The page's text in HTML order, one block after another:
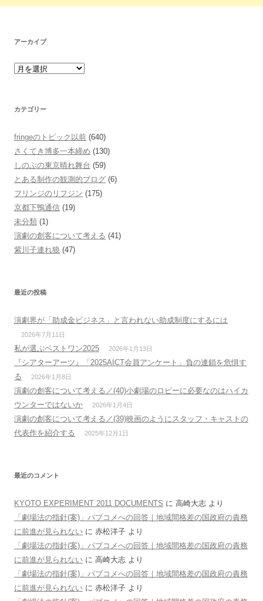
アーカイブ
カテゴリー
fringeのトピック以前 (640)
さくてき博多一本締め (130)
しのぶの東京晴れ舞台 (59)
とある制作の観測的ブログ (6)
フリンジのリフジン (175)
京都下鴨通信 (19)
未分類 (1)
演劇の創客について考える (41)
紫川子連れ狼 (47)
最近の投稿
演劇界が「助成金ビジネス」と言われない助成制度にするには
2026年7月11日
私が選ぶベストワン2025 2026年1月13日
『シアターアーツ』「2025AICT会員アンケート」負の連鎖を危惧す
る
2026年1月8日
演劇の創客について考える／(40)小劇場のロビーに必要なのはハイカ
ウンターではないか
2026年1月4日
演劇の創客について考える／(39)映画のようにスタッフ・キャストの
代表作を紹介する
2025年12月1日
最近のコメント
KYOTO EXPERIMENT 2011 DOCUMENTS に 高崎大志 より
「劇場法の指針(案)」パブコメへの回答｜地域間格差の国政府の責務
に前進が見られない に 赤松洋子 より
「劇場法の指針(案)」パブコメへの回答｜地域間格差の国政府の責務
に前進が見られない に 高崎大志 より
「劇場法の指針(案)」パブコメへの回答｜地域間格差の国政府の責務
に前進が見られない に 赤松洋子 より